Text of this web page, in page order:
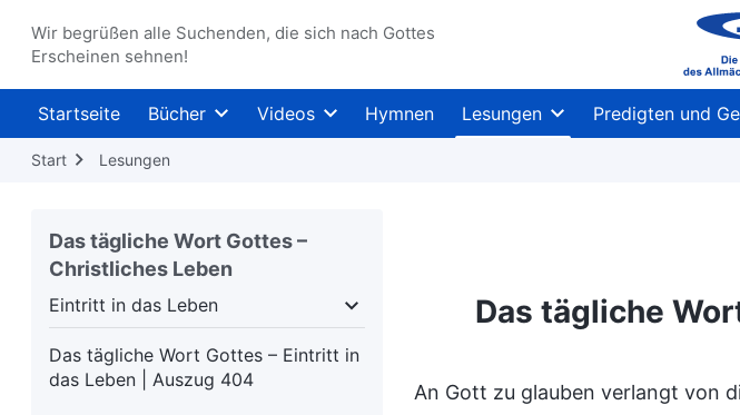
Wir begrüßen alle Suchenden, die sich nach Gottes
Erscheinen sehnen!
Startseite Bücher Videos Hymnen Lesungen Predigten und
Start Lesungen
Das tägliche Wort Gottes –
Christliches Leben
Eintritt in das Leben
Eintritt in das Leben Ziele und Ergebnisse
Das tägliche Wort Gottes – Eintritt in
Das tägliche Wort Gottes – Eintritt in
das Leben | Auszug 401
das Leben | Auszug 402
Das tägliche Wort Gottes – Eintritt in
das Leben | Auszug 403
Das tägliche Wort Gottes – Eintritt in
das Leben | Auszug 404
Das tägliche
An Gott zu glauben verlangt von